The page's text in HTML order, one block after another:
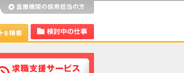
Dr.アルなび